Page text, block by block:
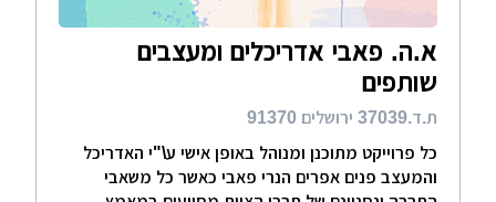
א.ה. פאבי אדריכלים ומעצבים
שותפים
ת.ד.37039 ירושלים 91370
כל פרוייקט מתוכנן ומנוהל באופן אישי ע\"י האדריכל
והמעצב פנים אפרים הנרי פאבי כאשר כל משאבי